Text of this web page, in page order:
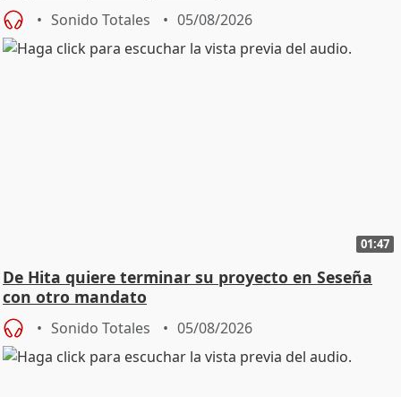
Sonido Totales 05/08/2026
01:47
De Hita quiere terminar su proyecto en Seseña
con otro mandato
Sonido Totales 05/08/2026